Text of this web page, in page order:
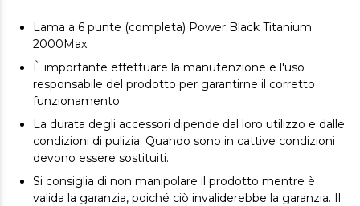
Lama a 6 punte (completa) Power Black Titanium
2000Max
È importante effettuare la manutenzione e l'uso
responsabile del prodotto per garantirne il corretto
funzionamento.
La durata degli accessori dipende dal loro utilizzo e dalle
condizioni di pulizia; Quando sono in cattive condizioni
devono essere sostituiti.
Si consiglia di non manipolare il prodotto mentre è
valida la garanzia, poiché ciò invaliderebbe la garanzia. Il